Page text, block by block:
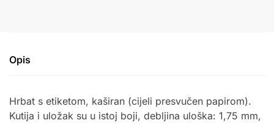
Opis
Hrbat s etiketom, kaširan (cijeli presvučen papirom).
Kutija i uložak su u istoj boji, debljina uloška: 1,75 mm,